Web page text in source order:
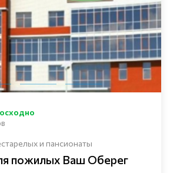
и пансионаты
пожилых Ваш Оберег